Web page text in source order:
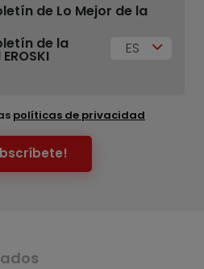
de Lo Mejor de la
de la
ES
políticas de privacidad